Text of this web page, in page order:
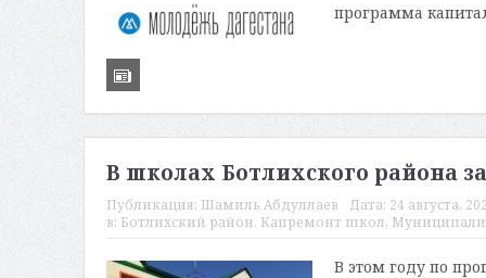
программа
В школах Ботлихского района
Публикация: Шамиль Абдуллаев Дата: 24 августа,
в: Ботлихский район, Капремонт школ,
В этом году по